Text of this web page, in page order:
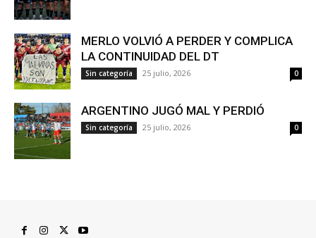
MERLO VOLVIÓ A PERDER Y COMPLICA
LA CONTINUIDAD DEL DT
Sin categoría 25 julio, 2026 0
ARGENTINO JUGÓ MAL Y PERDIÓ
Sin categoría 25 julio, 2026 0